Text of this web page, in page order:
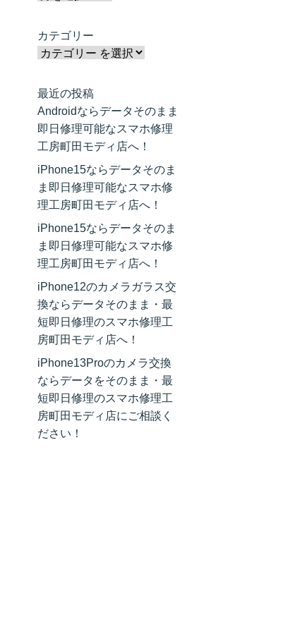
カテゴリー
最近の投稿
Androidならデータそのまま
即日修理可能なスマホ修理
工房町田モディ店へ！
iPhone15ならデータそのま
ま即日修理可能なスマホ修
理工房町田モディ店へ！
iPhone15ならデータそのま
ま即日修理可能なスマホ修
理工房町田モディ店へ！
iPhone12のカメラガラス交
換ならデータそのまま・最
短即日修理のスマホ修理工
房町田モディ店へ！
iPhone13Proのカメラ交換
ならデータをそのまま・最
短即日修理のスマホ修理工
房町田モディ店にご相談く
ださい！